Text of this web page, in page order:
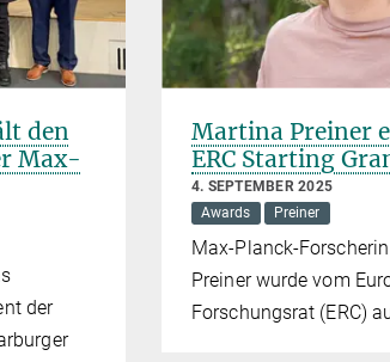
den
Max-
der
Martina Preiner
ERC Starting
4. SEPTEMBER 2025
Awards
Preiner
Max-Planck-
Preiner wurde vom
Forschungsrat (ERC)